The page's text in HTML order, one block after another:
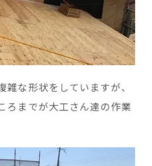
な形状をしていますが、
ろまでが大工さん達の作業